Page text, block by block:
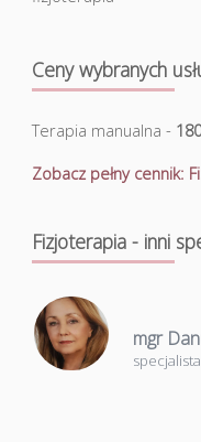
Ceny wybranych
Terapia manualna -
Zobacz pełny cennik:
Fizjoterapia - inni
mgr